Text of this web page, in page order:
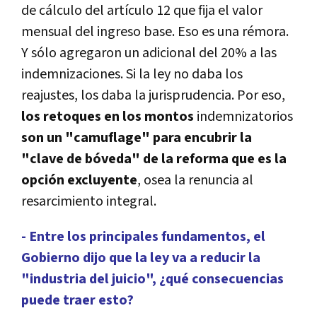
de cálculo del artículo 12 que fija el valor
mensual del ingreso base. Eso es una rémora.
Y sólo agregaron un adicional del 20% a las
indemnizaciones. Si la ley no daba los
reajustes, los daba la jurisprudencia. Por eso,
los retoques en los montos indemnizatorios
son un "camuflage" para encubrir la
"clave de bóveda" de la reforma que es la
opción excluyente, osea la renuncia al
resarcimiento integral.
- Entre los principales fundamentos, el
Gobierno dijo que la ley va a reducir la
"industria del juicio", ¿qué consecuencias
puede traer esto?